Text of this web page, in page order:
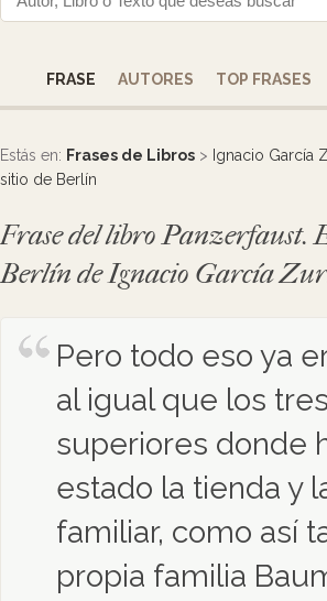
FRASE
AUTORES TOP FRASES
Estás en: Frases de Libros > Ignacio García
sitio de Berlín
Frase del libro Panzerfaust.
Berlín de Ignacio García
Pero todo eso ya
al igual que los
superiores donde
estado la tienda y
familiar, como así
propia familia